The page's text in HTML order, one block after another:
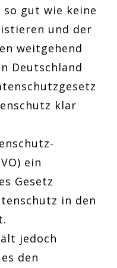
so gut wie keine
und der
weitgehend
Deutschland
klar
ein
Gesetz
in den
jedoch
den